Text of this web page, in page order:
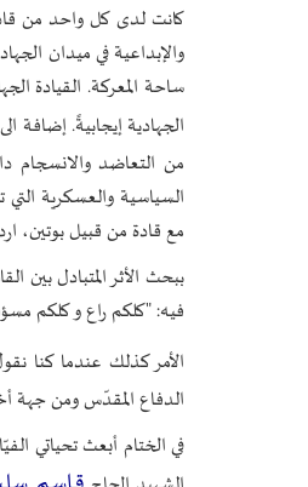
كانت لدى كل واحد من
والإبداعية في ميدان
ساحة المعركة. القيادة
الجهادية إيجابيةً. إضافة
من التعاضد والانسجام
السياسية والعسكرية التي
مع قادة من قبيل بوتين،
ببحث الأثر المتبادل
فيه: "كلكم راع و كلكم
الأمر كذلك عندما كنا
الدفاع المقدّس ومن جهة
في الختام أبعث تحياتي